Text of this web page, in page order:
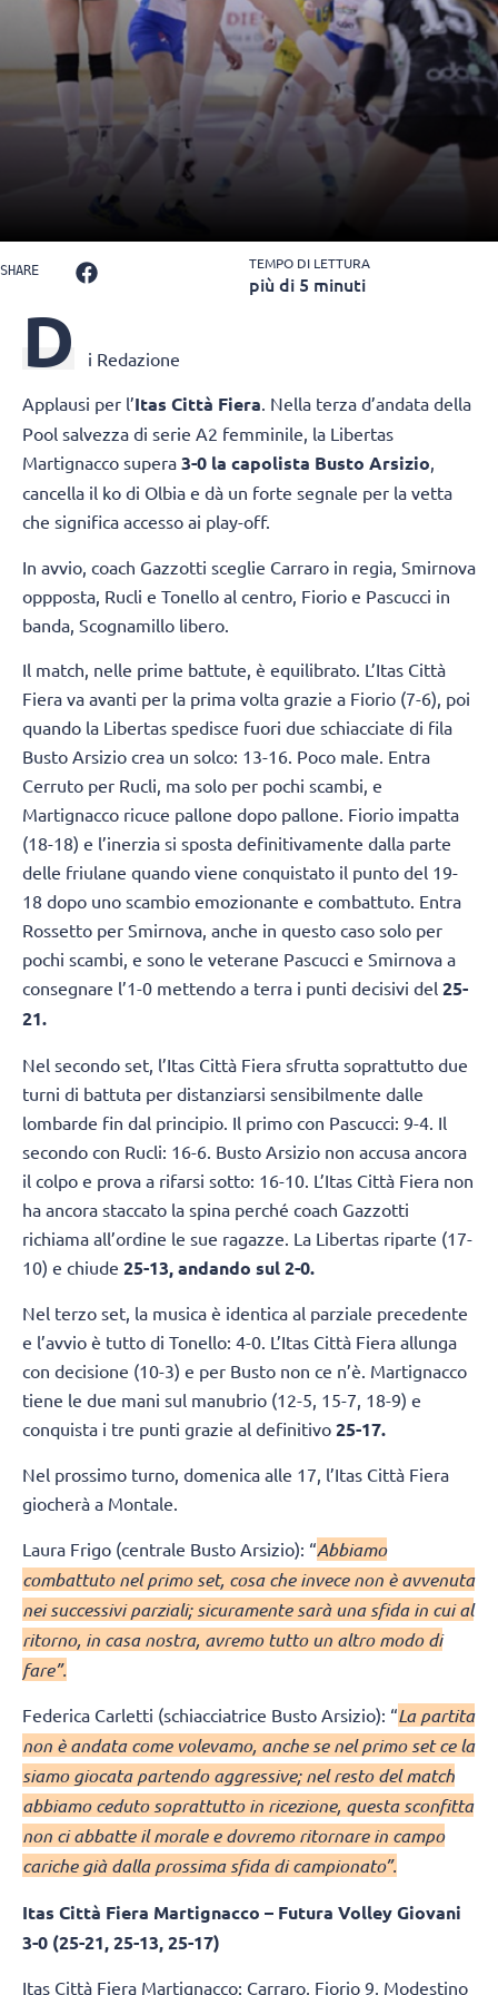
SHARE TEMPO DI LETTURA
più di 5 minuti
D i Redazione
Applausi per l’Itas Città Fiera. Nella terza d’andata della
Pool salvezza di serie A2 femminile, la Libertas
Martignacco supera 3-0 la capolista Busto Arsizio,
cancella il ko di Olbia e dà un forte segnale per la vetta
che significa accesso ai play-off.
In avvio, coach Gazzotti sceglie Carraro in regia, Smirnova
oppposta, Rucli e Tonello al centro, Fiorio e Pascucci in
banda, Scognamillo libero.
Il match, nelle prime battute, è equilibrato. L’Itas Città
Fiera va avanti per la prima volta grazie a Fiorio (7-6), poi
quando la Libertas spedisce fuori due schiacciate di fila
Busto Arsizio crea un solco: 13-16. Poco male. Entra
Cerruto per Rucli, ma solo per pochi scambi, e
Martignacco ricuce pallone dopo pallone. Fiorio impatta
(18-18) e l’inerzia si sposta definitivamente dalla parte
delle friulane quando viene conquistato il punto del 19-
18 dopo uno scambio emozionante e combattuto. Entra
Rossetto per Smirnova, anche in questo caso solo per
pochi scambi, e sono le veterane Pascucci e Smirnova a
consegnare l’1-0 mettendo a terra i punti decisivi del 25-
21.
Nel secondo set, l’Itas Città Fiera sfrutta soprattutto due
turni di battuta per distanziarsi sensibilmente dalle
lombarde fin dal principio. Il primo con Pascucci: 9-4. Il
secondo con Rucli: 16-6. Busto Arsizio non accusa ancora
il colpo e prova a rifarsi sotto: 16-10. L’Itas Città Fiera non
ha ancora staccato la spina perché coach Gazzotti
richiama all’ordine le sue ragazze. La Libertas riparte (17-
10) e chiude 25-13, andando sul 2-0.
Nel terzo set, la musica è identica al parziale precedente
e l’avvio è tutto di Tonello: 4-0. L’Itas Città Fiera allunga
con decisione (10-3) e per Busto non ce n’è. Martignacco
tiene le due mani sul manubrio (12-5, 15-7, 18-9) e
conquista i tre punti grazie al definitivo 25-17.
Nel prossimo turno, domenica alle 17, l’Itas Città Fiera
giocherà a Montale.
Laura Frigo (centrale Busto Arsizio): “Abbiamo
combattuto nel primo set, cosa che invece non è avvenuta
nei successivi parziali; sicuramente sarà una sfida in cui al
ritorno, in casa nostra, avremo tutto un altro modo di
fare”.
Federica Carletti (schiacciatrice Busto Arsizio): “La partita
non è andata come volevamo, anche se nel primo set ce la
siamo giocata partendo aggressive; nel resto del match
abbiamo ceduto soprattutto in ricezione, questa sconfitta
non ci abbatte il morale e dovremo ritornare in campo
cariche già dalla prossima sfida di campionato”.
Itas Città Fiera Martignacco – Futura Volley Giovani
3-0 (25-21, 25-13, 25-17)
Itas Città Fiera Martignacco: Carraro, Fiorio 9, Modestino